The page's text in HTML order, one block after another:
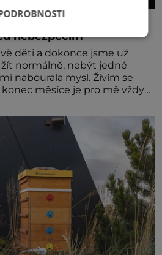
nebezpečím
děti a dokonce jsme už
normálně, nebýt jedné
nabourala mysl. Živím se
měsíce je pro mě vždy
čím dál častěji volá o
Dalo by se